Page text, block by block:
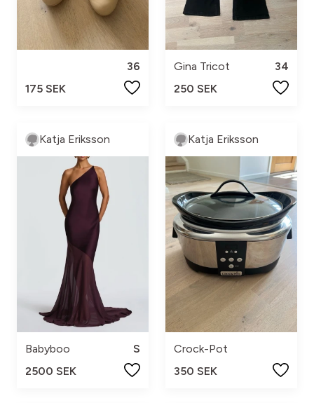
36
175 SEK
Gina Tricot
34
250 SEK
Katja Eriksson
Babyboo
S
2500 SEK
Katja Eriksson
Crock-Pot
350 SEK